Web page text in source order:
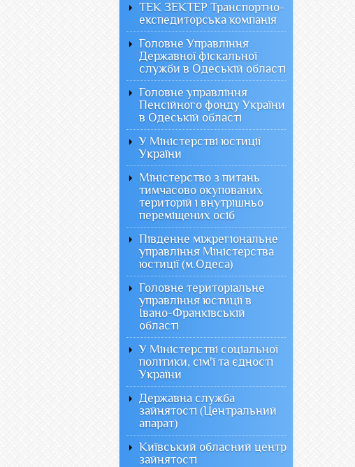
ТЕК ЗЕКТЕР Транспортно-
експедиторська компанія
Головне Управління
Державної фіскальної
служби в Одеській області
Головне управління
Пенсійного фонду України
в Одеській області
У Міністерстві юстиції
України
Міністерство з питань
тимчасово окупованих
територій і внутрішньо
переміщених осіб
Південне міжрегіональне
управління Міністерства
юстиції (м.Одеса)
Головне територіальне
управління юстиції в
Івано-Франківській
області
У Міністерстві соціальної
політики, сім'ї та єдності
України
Державна служба
зайнятості (Центральний
апарат)
Київський обласний центр
зайнятості